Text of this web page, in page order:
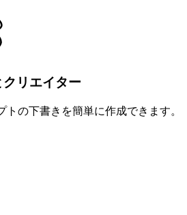
リエイター
の下書きを簡単に作成できます。